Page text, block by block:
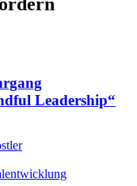
Leadership“